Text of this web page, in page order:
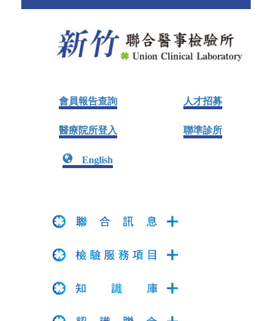
會員報告查詢 人才招募
醫療院所登入 聯準診所
English